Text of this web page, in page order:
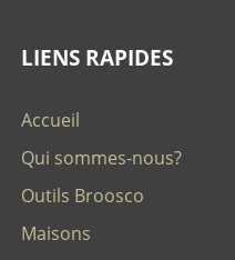
LIENS RAPIDES
Accueil
Qui sommes-nous?
Outils Broosco
Maisons